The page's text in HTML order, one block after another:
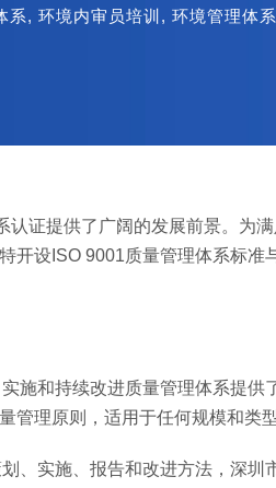
系, 环境内审员培训 , 环境管理体系
证提供了广阔的发展前景。为
开设ISO 9001质量管理体系标准
施和持续改进质量管理体系提供
管理原则，适用于任何规模和类型
、实施、报告和改进方法，深圳